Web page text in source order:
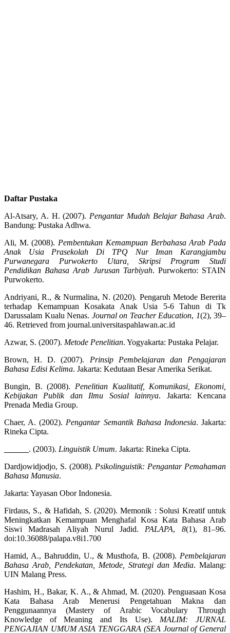
Daftar Pustaka
Al-Atsary, A. H. (2007). Pengantar Mudah Belajar Bahasa Arab.
Bandung: Pustaka Adhwa.
Ali, M. (2008). Pembentukan Kemampuan Berbahasa Arab Pada
Anak Usia Prasekolah Di TPQ Nur Iman Karangjambu
Purwanegara Purwokerto Utara, Skripsi Program Studi
Pendidikan Bahasa Arab Jurusan Tarbiyah. Purwokerto: STAIN
Purwokerto.
Andriyani, R., & Nurmalina, N. (2020). Pengaruh Metode Bererita
terhadap Kemampuan Kosakata Anak Usia 5-6 Tahun di Tk
Darussalam Kualu Nenas. Journal on Teacher Education, 1(2), 39–
46. Retrieved from journal.universitaspahlawan.ac.id
Azwar, S. (2007). Metode Penelitian. Yogyakarta: Pustaka Pelajar.
Brown, H. D. (2007). Prinsip Pembelajaran dan Pengajaran
Bahasa Edisi Kelima. Jakarta: Kedutaan Besar Amerika Serikat.
Bungin, B. (2008). Penelitian Kualitatif, Komunikasi, Ekonomi,
Kebijakan Publik dan Ilmu Sosial lainnya. Jakarta: Kencana
Prenada Media Group.
Chaer, A. (2002). Pengantar Semantik Bahasa Indonesia. Jakarta:
Rineka Cipta.
. (2003). Linguistik Umum. Jakarta: Rineka Cipta.
Dardjowidjodjo, S. (2008). Psikolinguistik: Pengantar Pemahaman
Bahasa Manusia.
Jakarta: Yayasan Obor Indonesia.
Firdaus, S., & Hafidah, S. (2020). Memonik : Solusi Kreatif untuk
Meningkatkan Kemampuan Menghafal Kosa Kata Bahasa Arab
Siswi Madrasah Aliyah Nurul Jadid. PALAPA, 8(1), 81–96.
doi:10.36088/palapa.v8i1.700
Hamid, A., Bahruddin, U., & Musthofa, B. (2008). Pembelajaran
Bahasa Arab, Pendekatan, Metode, Strategi dan Media. Malang:
UIN Malang Press.
Hashim, H., Bakar, K. A., & Ahmad, M. (2020). Penguasaan Kosa
Kata Bahasa Arab Menerusi Pengetahuan Makna dan
Penggunaannya (Mastery of Arabic Vocabulary Through
Knowledge of Meaning and Its Use). MALIM: JURNAL
PENGAJIAN UMUM ASIA TENGGARA (SEA Journal of General